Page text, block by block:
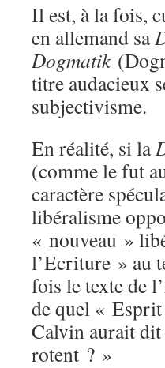
Il est, à la fois,
en allemand sa
Dogmatik
titre audacieux
subjectivisme.
En réalité, si la
(comme le fut
caractère
libéralisme
« nouveau »
l’Ecriture » au
fois le texte de
de quel «
Calvin aurait dit
rotent ? »